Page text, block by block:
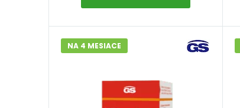
NA 4 MESIACE